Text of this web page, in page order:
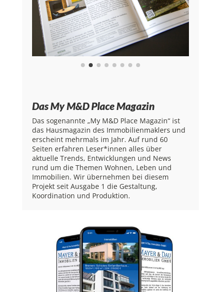
Das My M&D Place Magazin
Das sogenannte „My M&D Place Magazin“ ist
das Hausmagazin des Immobilienmaklers und
erscheint mehrmals im Jahr. Auf rund 60
Seiten erfahren Leser*innen alles über
aktuelle Trends, Entwicklungen und News
rund um die Themen Wohnen, Leben und
Immobilien. Wir übernehmen bei diesem
Projekt seit Ausgabe 1 die Gestaltung,
Koordination und Produktion.